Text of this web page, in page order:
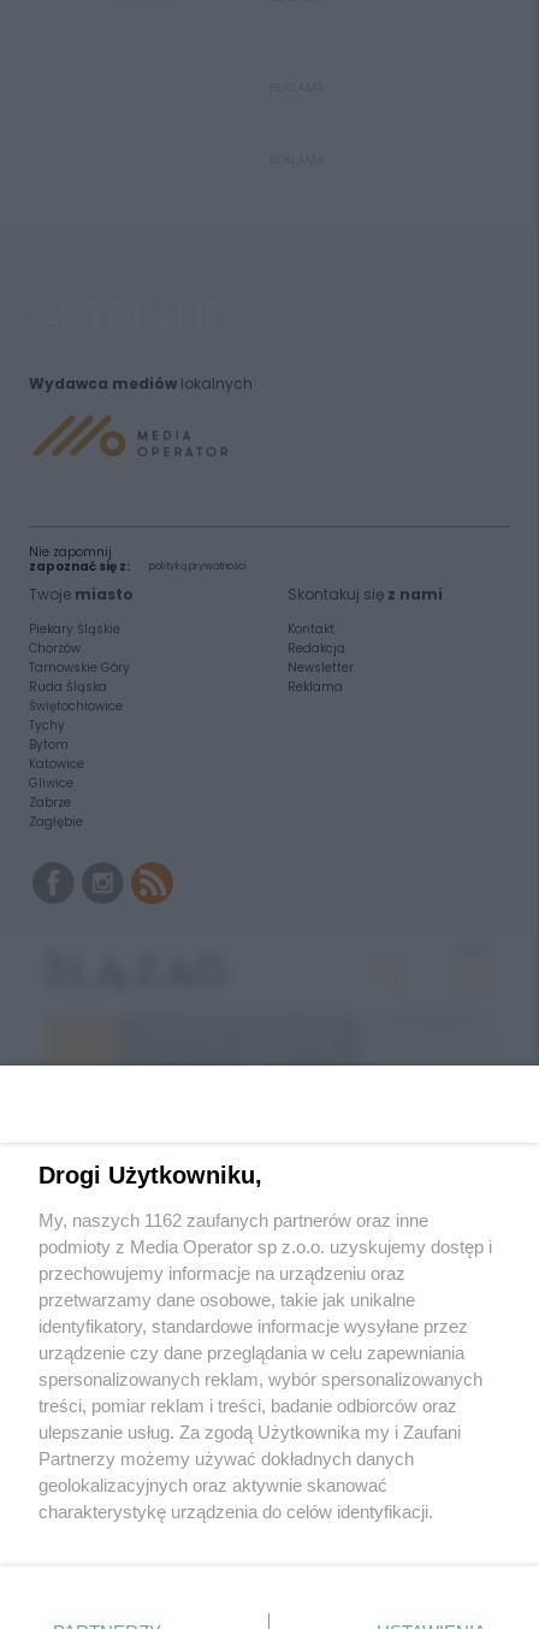
Wydawca mediówlokalnych
Nie zapomnij
zapoznać się z:
polityką prywatności
Twoje miasto
Piekary Śląskie
Chorzów
Tarnowskie Góry
Ruda Śląska
Świętochłowice
Tychy
Bytom
Katowice
Gliwice
Zabrze
Zagłębie
Skontakuj się z nami
Kontakt
Redakcja
Newsletter
Reklama
Wróć do strony głównej
ślązag.pl
0%
Drogi Użytkowniku,
My, naszych 1162 zaufanych partnerów oraz inne
podmioty z Media Operator sp z.o.o. uzyskujemy dostęp i
przechowujemy informacje na urządzeniu oraz
przetwarzamy dane osobowe, takie jak unikalne
identyfikatory, standardowe informacje wysyłane przez
urządzenie czy dane przeglądania w celu zapewniania
spersonalizowanych reklam, wybór spersonalizowanych
treści, pomiar reklam i treści, badanie odbiorców oraz
ulepszanie usług. Za zgodą Użytkownika my i Zaufani
Partnerzy możemy używać dokładnych danych
geolokalizacyjnych oraz aktywnie skanować
charakterystykę urządzenia do celów identyfikacji.
zmienić/wycofać klikając przycisk ustawień prywatności